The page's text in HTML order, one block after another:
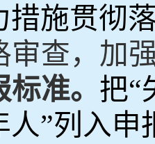
措施贯彻
审查，加
准。 把“
人”列入